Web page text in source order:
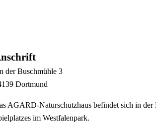
der Buschmühle 3
Dortmund
AGARD-Naturschutzhaus befindet sich in der
im Westfalenpark.